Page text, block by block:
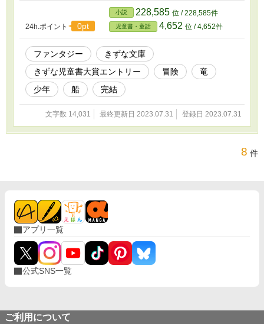
24h.ポイント 0pt
小説 228,585 位 / 228,585件
児童書・童話 4,652 位 / 4,652件
ファンタジー
きずな文庫
きずな児童書大賞エントリー
冒険
竜
少年
船 完結
文字数 14,031 最終更新日 2023.07.31 登録日 2023.07.31
8 件
アプリ一覧
公式SNS一覧
ご利用について